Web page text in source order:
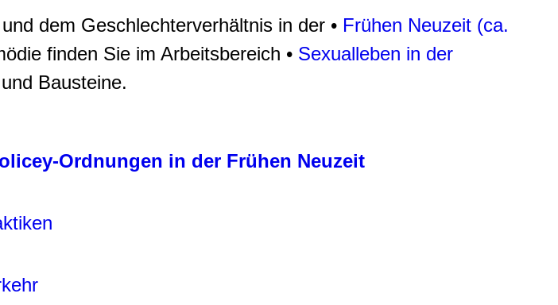
dem Geschlechterverhältnis in der • Frühen Neuzeit (ca.
finden Sie im Arbeitsbereich • Sexualleben in der
Bausteine.
Ordnungen in der Frühen Neuzeit